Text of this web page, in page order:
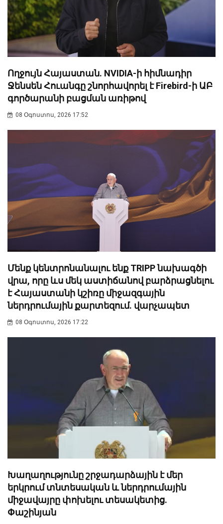
Ողջույն Հայաստան. NVIDIA-ի հիմնադիր
Ջենսեն Հուանգը շնորհավորել է Firebird-ի ԱԲ
գործարանի բացման առիթով
08 Օգոստոս, 2026 17:52
Մենք կենտրոնանալու ենք TRIPP նախագծի
վրա, որը ևս մեկ աստիճանով բարձրացնելու
է Հայաստանի կշիռը միջազգային
ներդրումային քարտեզում. վարչապետ
08 Օգոստոս, 2026 17:22
Խաղաղությունը շրջադարձային է մեր
երկրում տնտեսական և ներդրումային
միջավայրը փոխելու տեսակետից.
Փաշինյան